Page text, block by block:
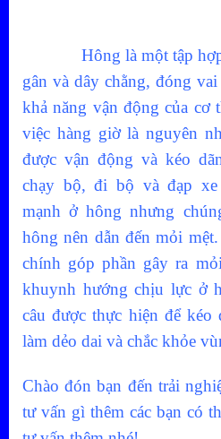
Hông là một tập hợp
gân và dây chằng, đóng
khả năng vận động của cơ
việc hàng giờ là nguyên
được vận động và kéo
chạy bộ, đi bộ và đạp
mạnh ở hông nhưng
hông nên dẫn đến mỏi
chính góp phần gây ra
khuynh hướng chịu lực ở
câu được thực hiện để kéo
làm dẻo dai và chắc khỏe
Chào đón bạn đến trải
tư vấn gì thêm các bạn có